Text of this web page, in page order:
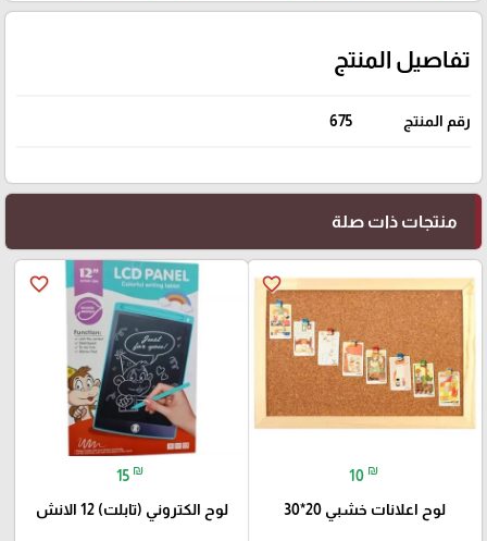
تفاصيل المنتج
رقم المنتج 675
منتجات ذات صلة
favorite_border
10 ₪
لوح اعلانات خشبي 20*30
favorite_border
15 ₪
لوح الكتروني (تابلت) 12 الانش